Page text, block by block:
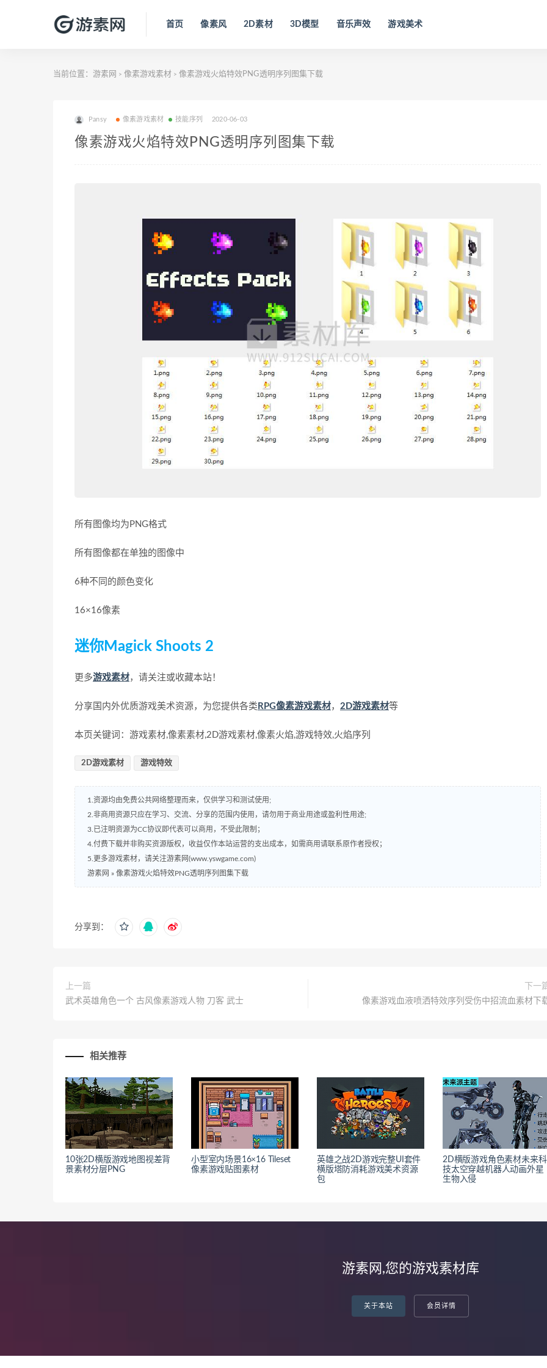
首页 像素风 2D素材 3D模型 音乐声效 游戏美术
当前位置： 游素网 > 像素游戏素材 > 像素游戏火焰特效PNG透明序列图集下载
Pansy 像素游戏素材 技能序列 2020-06-03
像素游戏火焰特效PNG透明序列图集下载
所有图像均为PNG格式
所有图像都在单独的图像中
6种不同的颜色变化
16×16像素
迷你Magick Shoots 2
更多游戏素材，请关注或收藏本站！
分享国内外优质游戏美术资源，为您提供各类 RPG像素游戏素材， 2D游戏素材等
本页关键词：游戏素材,像素素材,2D游戏素材,像素火焰,游戏特效,火焰序列
2D游戏素材 游戏特效
1.资源均由免费公共网络整理而来，仅供学习和测试使用;
2.非商用资源只应在学习、交流、分享的范围内使用，请勿用于商业用途或盈利性用途;
3.已注明资源为CC协议即代表可以商用，不受此限制；
4.付费下载并非购买资源版权，收益仅作本站运营的支出成本，如需商用请联系原作者授权；
5.更多游戏素材，请关注游素网(www.yswgame.com)
游素网 » 像素游戏火焰特效PNG透明序列图集下载
分享到：
上一篇
武术英雄角色一个 古风像素游戏人物 刀客 武士
下一
像素游戏血液喷洒特效序列受伤中招流血素材下
相关推荐
10张2D横版游戏地图视差背
景素材分层PNG
小型室内场景16×16 Tileset
像素游戏贴图素材
英雄之战2D游戏完整UI套件
横版塔防消耗游戏美术资源
包
2D横版游戏角色素材未来科
技太空穿越机器人动画外星
生物入侵
游素网,您的游戏素材库
关于本站 会员详情